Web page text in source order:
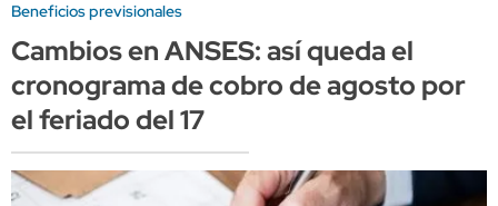
Beneficios previsionales
Cambios en ANSES: así queda el
cronograma de cobro de agosto por
el feriado del 17